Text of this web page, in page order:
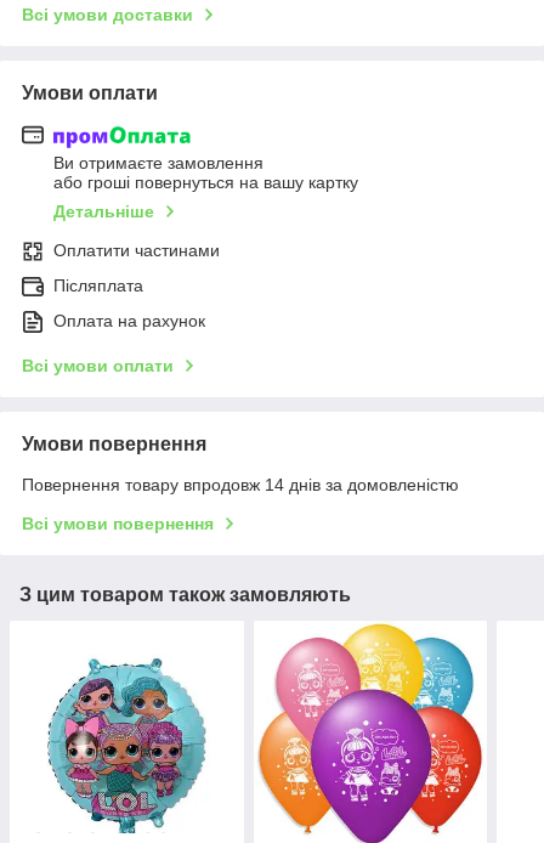
Всі умови доставки
Умови оплати
Ви отримаєте замовлення
або гроші повернуться на вашу картку
Детальніше
Оплатити частинами
Післяплата
Оплата на рахунок
Всі умови оплати
Умови повернення
Повернення товару впродовж 14 днів за домовленістю
Всі умови повернення
З цим товаром також замовляють